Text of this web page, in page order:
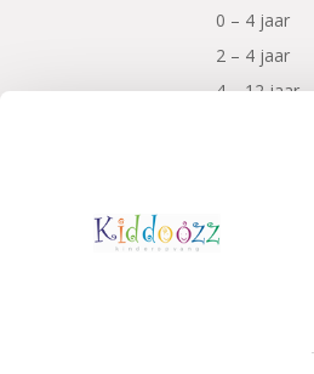
0 – 4 jaar
2 – 4 jaar
4 – 12 jaar